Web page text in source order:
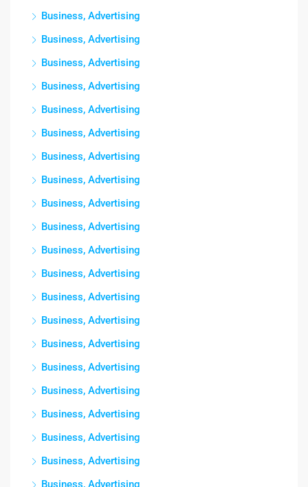
Business, Advertising
Business, Advertising
Business, Advertising
Business, Advertising
Business, Advertising
Business, Advertising
Business, Advertising
Business, Advertising
Business, Advertising
Business, Advertising
Business, Advertising
Business, Advertising
Business, Advertising
Business, Advertising
Business, Advertising
Business, Advertising
Business, Advertising
Business, Advertising
Business, Advertising
Business, Advertising
Business, Advertising